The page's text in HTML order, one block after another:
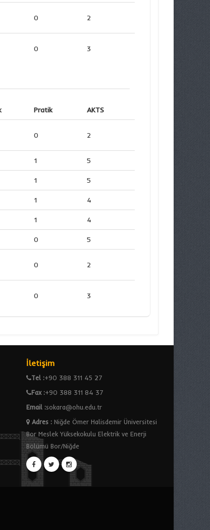
0 2
0 3
Pratik AKTS
0 2
1 5
1 5
1 4
1 4
0 5
0 2
0 3
İletişim
Tel :+90 388 311 45 27
Fax :+90 388 311 84 37
Email :sokara@ohu.edu.tr
Adres:Niğde Ömer Halisdemir Üniversitesi
Bor Meslek Yüksekokulu Elektrik ve Enerji
Bölümü Bor/Niğde